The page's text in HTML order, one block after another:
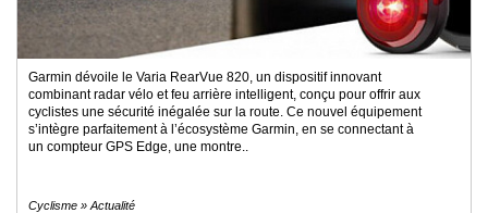
Garmin dévoile le Varia RearVue 820, un dispositif innovant
combinant radar vélo et feu arrière intelligent, conçu pour offrir aux
cyclistes une sécurité inégalée sur la route. Ce nouvel équipement
s’intègre parfaitement à l’écosystème Garmin, en se connectant à
un compteur GPS Edge, une montre..
Cyclisme » Actualité